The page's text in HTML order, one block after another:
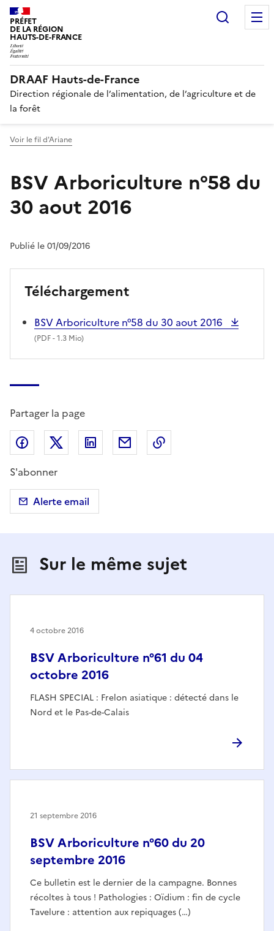
PRÉFET
DE LA RÉGION
HAUTS-DE-FRANCE
DRAAF Hauts-de-France
Direction régionale de l’alimentation, de l’agriculture et de
la forêt
Voir le fil d'Ariane
BSV Arboriculture n°58 du
30 aout 2016
Publié le 01/09/2016
Téléchargement
BSV Arboriculture n°58 du 30 aout 2016
(PDF- 1.3 Mio)
Partager la page
Partager sur Facebook
Partager sur X (anciennement Twitter)
Partager sur LinkedIn
Partager par email
S'abonner
Alerte email
Sur le même sujet
BSV Arboriculture n°61 du 04
octobre 2016
FLASH SPECIAL : Frelon asiatique : détecté dans le
Nord et le Pas-de-Calais
4 octobre 2016
BSV Arboriculture n°60 du 20
septembre 2016
Ce bulletin est le dernier de la campagne. Bonnes
récoltes à tous ! Pathologies : Oïdium : fin de cycle
Tavelure : attention aux repiquages (…)
21 septembre 2016